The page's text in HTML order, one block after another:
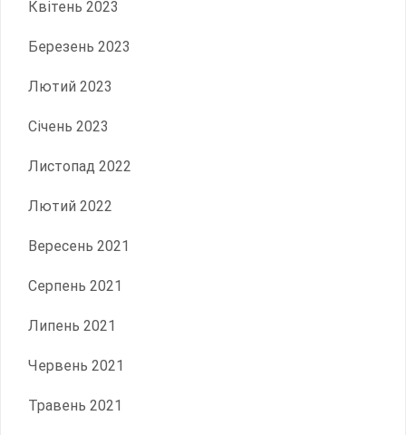
Квітень 2023
Березень 2023
Лютий 2023
Січень 2023
Листопад 2022
Лютий 2022
Вересень 2021
Серпень 2021
Липень 2021
Червень 2021
Травень 2021